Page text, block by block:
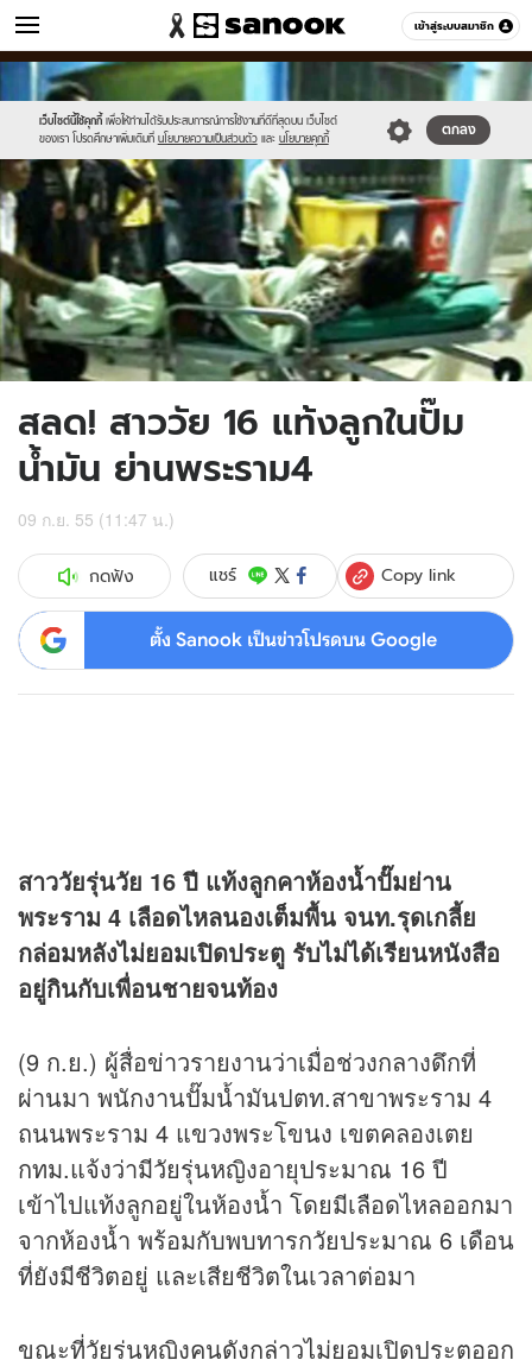
เข้าสู่ระบบสมาชิก
ข่าว หมวดอื่นๆ
เว็บไซต์นี้ใช้คุกกี้ เพื่อให้ท่านได้รับประสบการณ์การใช้งานที่ดีที่สุดบน เว็บไซต์
ของเรา โปรดศึกษาเพิ่มเติมที่ นโยบายความเป็นส่วนตัว และ นโยบายคุกกี้
ตกลง
Sanook
//s.isanook.com/sr/0/images/logo-
new-
sanook.png
600
60
//s.isanook.com/ns/0/ud/228/1141275/6.jpg
สลด! สาววัย 16 แท้งลูกในปั๊ม
น้ำมัน ย่านพระราม4
09 ก.ย. 55 (11:47 น.)
กดฟัง แชร์ Copy link
ตั้ง Sanook เป็นข่าวโปรดบน Google
สาววัยรุ่นวัย 16 ปี แท้งลูกคาห้องน้ำปั๊มย่าน
พระราม 4 เลือดไหลนองเต็มพื้น จนท.รุดเกลี้ย
กล่อมหลังไม่ยอมเปิดประตู รับไม่ได้เรียนหนังสือ
อยู่กินกับเพื่อนชายจนท้อง
(9 ก.ย.) ผู้สื่อข่าวรายงานว่าเมื่อช่วงกลางดึกที่
ผ่านมา พนักงานปั๊มน้ำมันปตท.สาขาพระราม 4
ถนนพระราม 4 แขวงพระโขนง เขตคลองเตย
กทม.แจ้งว่ามีวัยรุ่นหญิงอายุประมาณ 16 ปี
เข้าไปแท้งลูกอยู่ในห้องน้ำ โดยมีเลือดไหลออกมา
จากห้องน้ำ พร้อมกับพบทารกวัยประมาณ 6 เดือน
ที่ยังมีชีวิตอยู่ และเสียชีวิตในเวลาต่อมา
ขณะที่วัยรุ่นหญิงคนดังกล่าวไม่ยอมเปิดประตูออก